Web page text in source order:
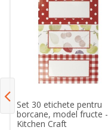
Set 30 etichete pentru
borcane, model fructe -
Kitchen Craft